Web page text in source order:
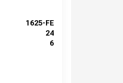
1625-FE
24
6